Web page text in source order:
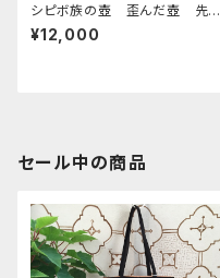
シピボ族の壺 歪んだ壺 先住
民族の民芸
¥12,000
セール中の商品